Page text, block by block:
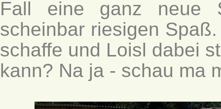
Fall eine ganz neue
scheinbar riesigen
schaffe und Loisl dabei
kann? Na ja - schau ma